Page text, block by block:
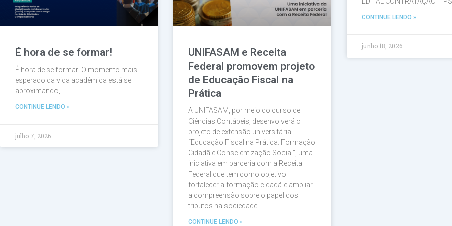
É hora de se formar!
É hora de se formar! O momento mais
esperado da vida acadêmica está se
aproximando,
CONTINUE LENDO »
julho 7, 2026
UNIFASAM e Receita
Federal promovem projeto
de Educação Fiscal na
Prática
A UNIFASAM, por meio do curso de
Ciências Contábeis, desenvolverá o
projeto de extensão universitária
“Educação Fiscal na Prática: Formação
Cidadã e Conscientização Social”, uma
iniciativa em parceria com a Receita
Federal que tem como objetivo
fortalecer a formação cidadã e ampliar
a compreensão sobre o papel dos
tributos na sociedade.
CONTINUE LENDO »
CONTINUE LENDO »
junho 18, 2026